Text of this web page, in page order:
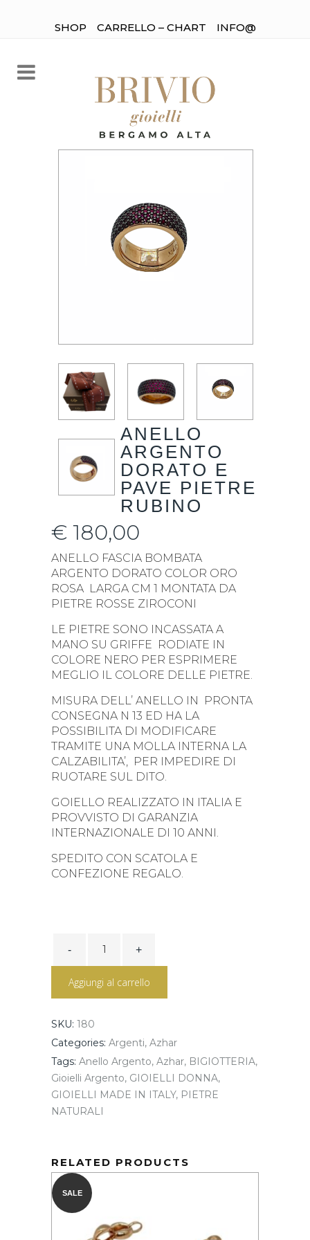
SHOP CARRELLO – CHART INFO@
ANELLO
ARGENTO
DORATO E
PAVE PIETRE
RUBINO
€ 180,00
ANELLO FASCIA BOMBATA
ARGENTO DORATO COLOR ORO
ROSA LARGA CM 1 MONTATA DA
PIETRE ROSSE ZIROCONI
LE PIETRE SONO INCASSATA A
MANO SU GRIFFE RODIATE IN
COLORE NERO PER ESPRIMERE
MEGLIO IL COLORE DELLE PIETRE.
MISURA DELL’ ANELLO IN PRONTA
CONSEGNA N 13 ED HA LA
POSSIBILITA DI MODIFICARE
TRAMITE UNA MOLLA INTERNA LA
CALZABILITA’, PER IMPEDIRE DI
RUOTARE SUL DITO.
GOIELLO REALIZZATO IN ITALIA E
PROVVISTO DI GARANZIA
INTERNAZIONALE DI 10 ANNI.
SPEDITO CON SCATOLA E
CONFEZIONE REGALO.
ARGENTO
PAVE
Aggiungi al carrello
SKU: 180
Categories: Argenti, Azhar
Tags: Anello Argento, Azhar, BIGIOTTERIA,
Gioielli Argento, GIOIELLI DONNA,
GIOIELLI MADE IN ITALY, PIETRE
NATURALI
RELATED PRODUCTS
SALE